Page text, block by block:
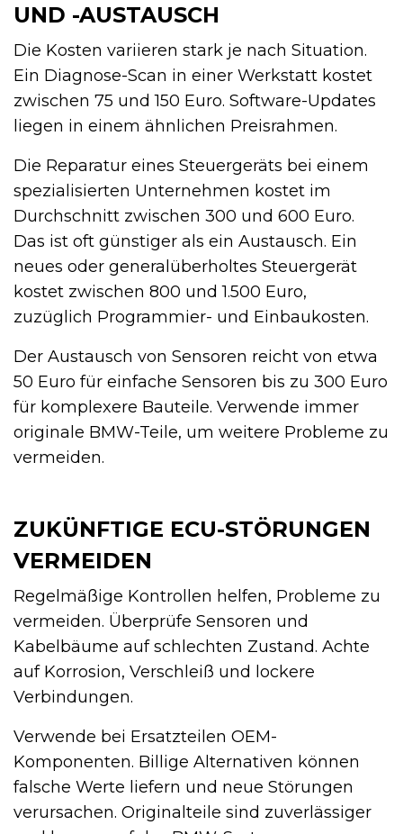
UND -AUSTAUSCH
Die Kosten variieren stark je nach Situation.
Ein Diagnose-Scan in einer Werkstatt kostet
zwischen 75 und 150 Euro. Software-Updates
liegen in einem ähnlichen Preisrahmen.
Die Reparatur eines Steuergeräts bei einem
spezialisierten Unternehmen kostet im
Durchschnitt zwischen 300 und 600 Euro.
Das ist oft günstiger als ein Austausch. Ein
neues oder generalüberholtes Steuergerät
kostet zwischen 800 und 1.500 Euro,
zuzüglich Programmier- und Einbaukosten.
Der Austausch von Sensoren reicht von etwa
50 Euro für einfache Sensoren bis zu 300 Euro
für komplexere Bauteile. Verwende immer
originale BMW-Teile, um weitere Probleme zu
vermeiden.
ZUKÜNFTIGE ECU-STÖRUNGEN
VERMEIDEN
Regelmäßige Kontrollen helfen, Probleme zu
vermeiden. Überprüfe Sensoren und
Kabelbäume auf schlechten Zustand. Achte
auf Korrosion, Verschleiß und lockere
Verbindungen.
Verwende bei Ersatzteilen OEM-
Komponenten. Billige Alternativen können
falsche Werte liefern und neue Störungen
verursachen. Originalteile sind zuverlässiger